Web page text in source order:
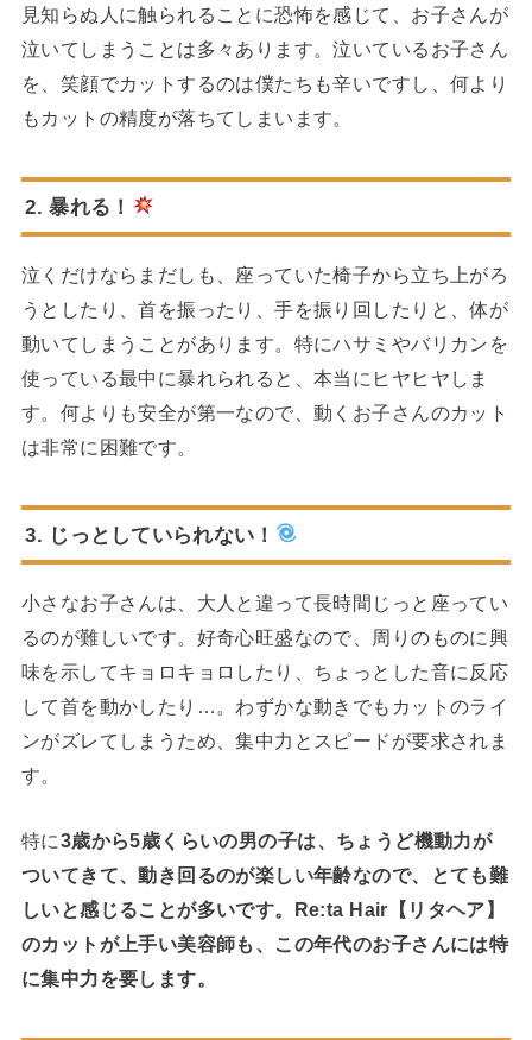
見知らぬ人に触られることに恐怖を感じて、お子さんが
泣いてしまうことは多々あります。泣いているお子さん
を、笑顔でカットするのは僕たちも辛いですし、何より
もカットの精度が落ちてしまいます。
2. 暴れる！
泣くだけならまだしも、座っていた椅子から立ち上がろ
うとしたり、首を振ったり、手を振り回したりと、体が
動いてしまうことがあります。特にハサミやバリカンを
使っている最中に暴れられると、本当にヒヤヒヤしま
す。何よりも安全が第一なので、動くお子さんのカット
は非常に困難です。
3. じっとしていられない！
小さなお子さんは、大人と違って長時間じっと座ってい
るのが難しいです。好奇心旺盛なので、周りのものに興
味を示してキョロキョロしたり、ちょっとした音に反応
して首を動かしたり…。わずかな動きでもカットのライ
ンがズレてしまうため、集中力とスピードが要求されま
す。
特に3歳から5歳くらいの男の子は、ちょうど機動力が
ついてきて、動き回るのが楽しい年齢なので、とても難
しいと感じることが多いです。Re:ta Hair【リタヘア】
のカットが上手い美容師も、この年代のお子さんには特
に集中力を要します。